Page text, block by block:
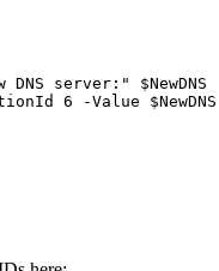
DNS server:" $NewDNS
6 -Value